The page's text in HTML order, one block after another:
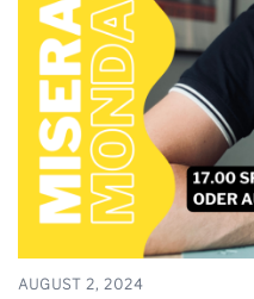
AUGUST 2, 2024